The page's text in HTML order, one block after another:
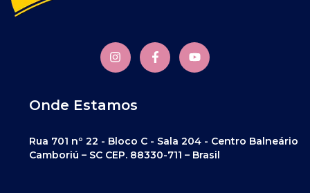
Onde Estamos
Rua 701 nº 22 - Bloco C - Sala 204 - Centro Balneário
Camboriú – SC CEP. 88330-711 – Brasil